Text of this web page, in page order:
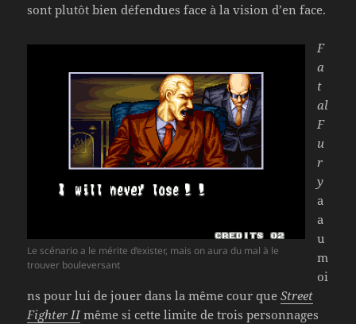
sont plutôt bien défendues face à la vision d’en face.
Le scénario a le mérite d’exister, mais on aura du mal à le
trouver bouleversant
F
a
t
al
F
u
r
y
a
a
u
m
oi
ns pour lui de jouer dans la même cour queStreet
Fighter IImême si cette limite de trois personnages